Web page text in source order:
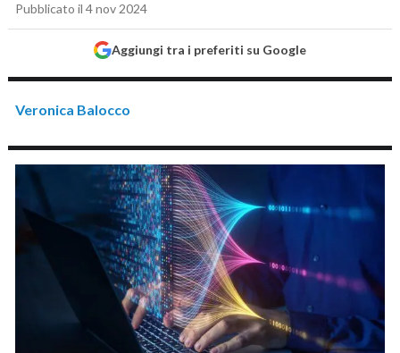
Pubblicato il 4 nov 2024
Aggiungi tra i preferiti su Google
Veronica Balocco